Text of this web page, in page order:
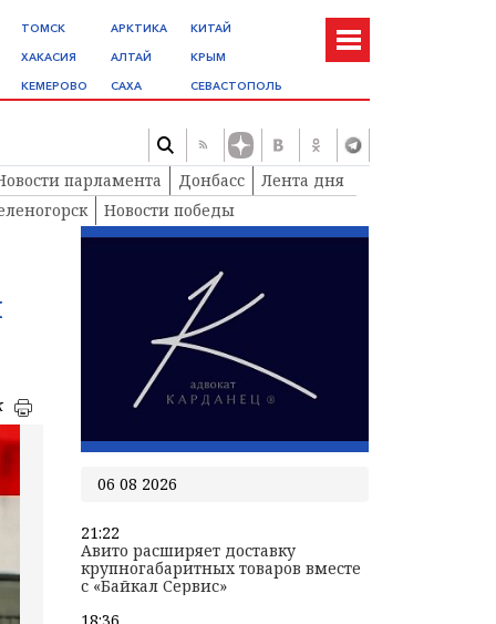
ТОМСК
ХАКАСИЯ
КЕМЕРОВО
АРКТИКА
АЛТАЙ
САХА
КИТАЙ
КРЫМ
СЕВАСТОПОЛЬ
парламента Донбасс
Лента дня
Новости победы
06 08 2026
21:22
Авито расширяет доставку
крупногабаритных товаров вместе
с «Байкал Сервис»